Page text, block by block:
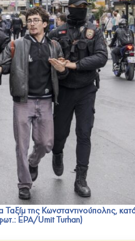
της Κωνσταντινούπολης,
EPA/Umit Turhan)